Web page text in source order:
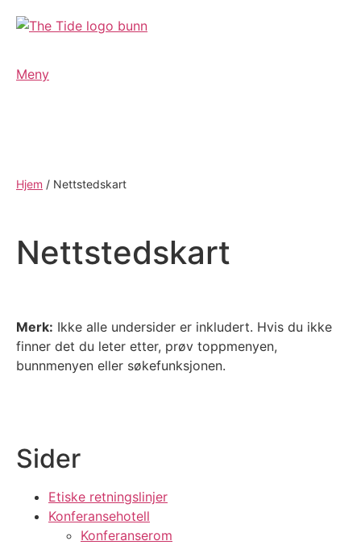
Meny
Hjem / Nettstedskart
Nettstedskart
Merk: Ikke alle undersider er inkludert. Hvis du ikke
finner det du leter etter, prøv toppmenyen,
bunnmenyen eller søkefunksjonen.
Sider
Etiske retningslinjer
Konferansehotell
Konferanserom